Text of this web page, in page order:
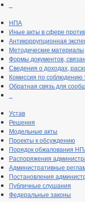
НПА
Иные акты в сфере
Антикоррупционная
Методические материалы
Формы документов,
Сведения о доходах,
Комиссия по соблюдению
Обратная связь для
Устав
Решения
Модельные акты
Проекты к обсуждению
Порядок обжалования
Распоряжения
Административные
Постановления
Публичные слушания
Федеральные законы